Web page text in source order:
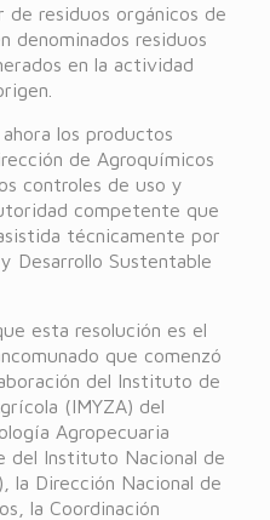
residuos orgánicos de
denominados residuos
en la actividad
los productos
de Agroquímicos
controles de uso y
competente que
técnicamente por
Desarrollo Sustentable
esta resolución es el
que comenzó
del Instituto de
(IMYZA) del
Agropecuaria
del Instituto Nacional de
la Dirección Nacional de
la Coordinación